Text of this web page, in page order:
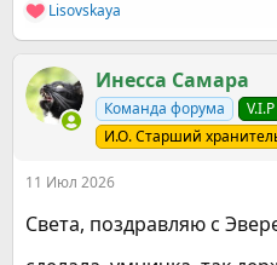
Р
е
к
ц
и
Lisovskaya
Инесса Самара
Команда форума
V.I.P
И.О. Старший
11 Июл 2026
Света, поздравляю с